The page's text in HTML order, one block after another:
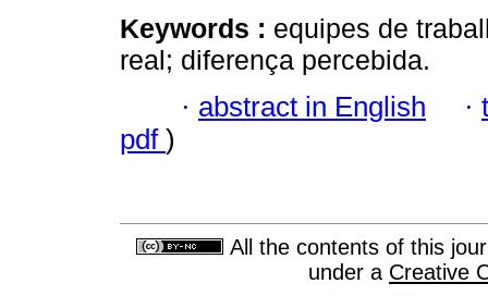
Keywords : equipes de
real; diferença percebida.
· abstract in English ·
pdf )
All the contents of this
under a Creative